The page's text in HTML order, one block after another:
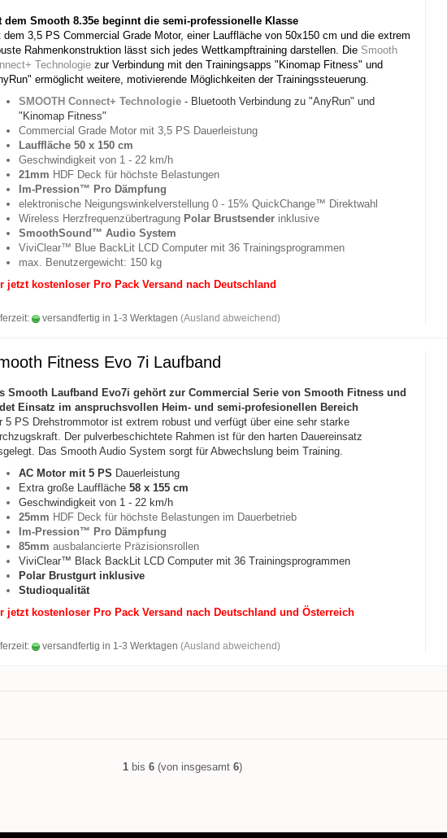
dem Smooth 8.35e beginnt die semi-professionelle Klasse
dem 3,5 PS Commercial Grade Motor, einer Lauffläche von 50x150 cm und die extrem
Rahmenkonstruktion lässt sich jedes Wettkampftraining darstellen. Die Smooth
Technologie zur Verbindung mit den Trainingsapps "Kinomap Fitness" und
ermöglicht weitere, motivierende Möglichkeiten der Trainingssteuerung.
SMOOTH Connect+ Technologie - Bluetooth Verbindung zu "AnyRun" und
"Kinomap Fitness"
Commercial Grade Motor mit 3,5 PS Dauerleistung
Lauffläche 50 x 150 cm
Geschwindigkeit von 1 - 22 km/h
21mm HDF Deck für höchste Belastungen
Im-Pression™ Pro Dämpfung
elektronische Neigungswinkelverstellung 0 - 15% QuickChange™ Direktwahl
Wireless Herzfrequenzübertragung Polar Brustsender inklusive
SmoothSound™ Audio System
ViviClear™ Blue BackLit LCD Computer mit 36 Trainingsprogrammen
max. Benutzergewicht: 150 kg
jetzt kostenloser Pro Pack Versand nach Deutschland
versandfertig in 1-3 Werktagen (Ausland abweichend)
Fitness Evo 7i Laufband
Smooth Laufband Evo7i gehört zur Commercial Serie von Smooth Fitness und
Einsatz im anspruchsvollen Heim- und semi-profesionellen Bereich
5 PS Drehstrommotor ist extrem robust und verfügt über eine sehr starke
Der pulverbeschichtete Rahmen ist für den harten Dauereinsatz
Das Smooth Audio System sorgt für Abwechslung beim Training.
AC Motor mit 5 PS Dauerleistung
Extra große Lauffläche 58 x 155 cm
Geschwindigkeit von 1 - 22 km/h
25mm HDF Deck für höchste Belastungen im Dauerbetrieb
Im-Pression™ Pro Dämpfung
85mm ausbalancierte Präzisionsrollen
ViviClear™ Black BackLit LCD Computer mit 36 Trainingsprogrammen
Polar Brustgurt inklusive
Studioqualität
jetzt kostenloser Pro Pack Versand nach Deutschland und Österreich
versandfertig in 1-3 Werktagen (Ausland abweichend)
1bis 6(von insgesamt 6)